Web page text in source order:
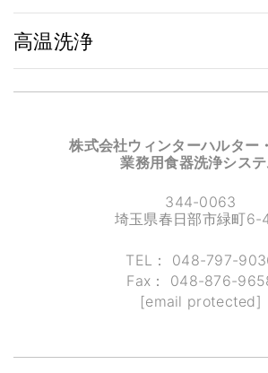
高温洗浄
株式会社ウィンターハルター
業務用食器洗浄シス
344-0063
埼玉県春日部市緑町6-
TEL： 048-797-
Fax： 048-876-
[email protected]